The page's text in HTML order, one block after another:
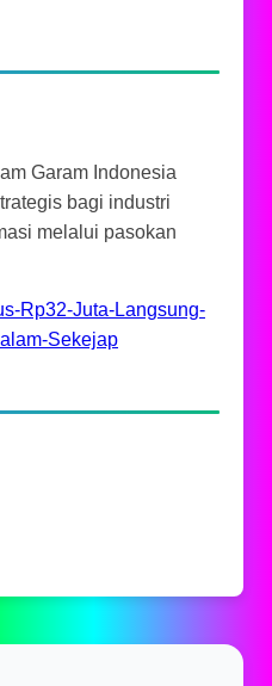
Garam Indonesia
bagi industri
melalui pasokan
Rp32-Juta-Langsung-
Sekejap